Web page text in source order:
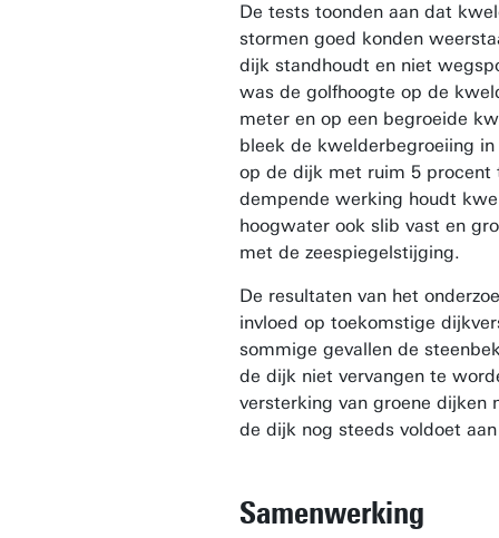
De tests toonden aan dat
stormen goed konden
dijk standhoudt en niet
was de golfhoogte op de
meter en op een begroeide
bleek de kwelderbegroeiing
op de dijk met ruim 5 procent
dempende werking houdt
hoogwater ook slib vast en
met de zeespiegelstijging.
De resultaten van het
invloed op toekomstige
sommige gevallen de
de dijk niet vervangen te
versterking van groene dijken
de dijk nog steeds voldoet
Samenwerking